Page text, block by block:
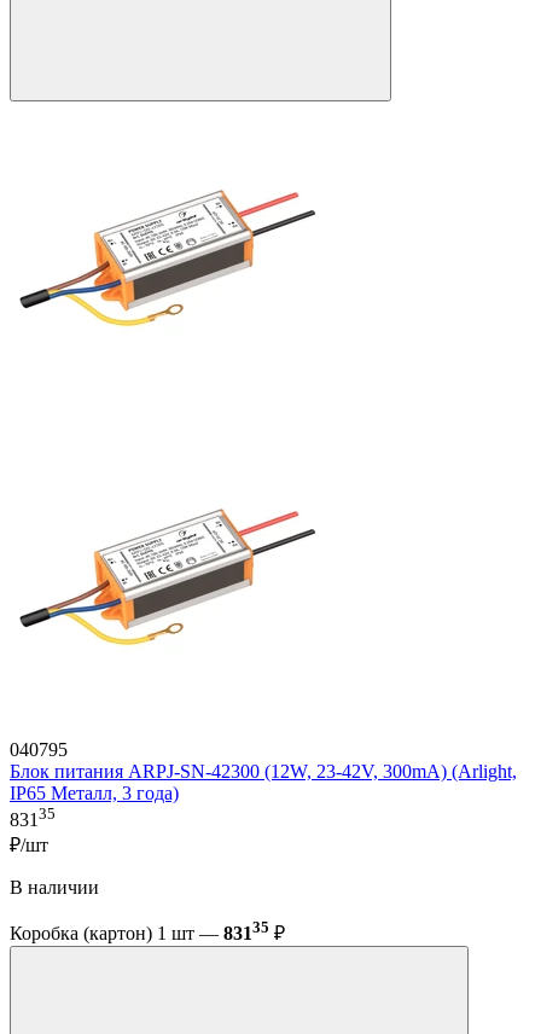
040795
Блок питания ARPJ-SN-42300 (12W, 23-42V, 300mA) (Arlight,
IP65 Металл, 3 года)
831 35
₽/шт
В наличии
Коробка (картон) 1 шт — 83135 ₽